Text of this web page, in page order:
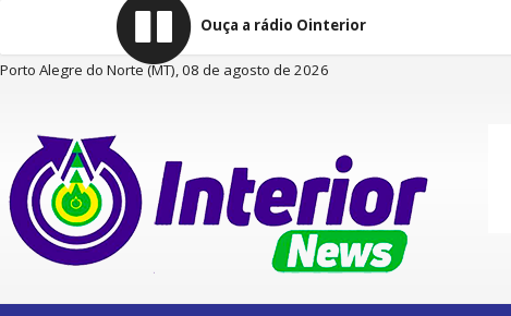
Ouça a rádio Ointerior